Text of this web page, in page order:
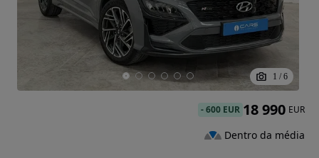
1 / 6
-600 EUR 18 990 EUR
Dentro da média